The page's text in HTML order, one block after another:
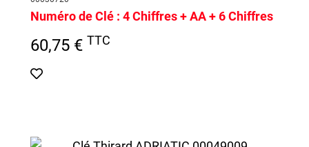
Numéro de Clé : 4 Chiffres + AA + 6 Chiffres
60,75 € TTC